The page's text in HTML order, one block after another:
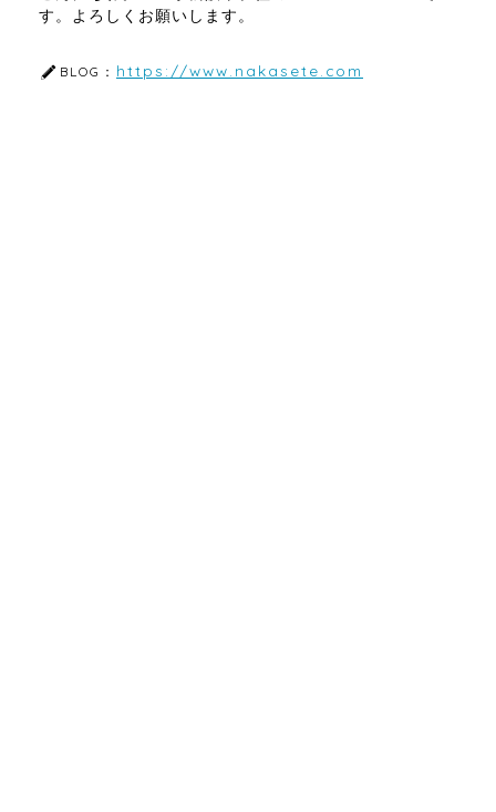
す。よろしくお願いします。
BLOG： https://www.nakasete.com